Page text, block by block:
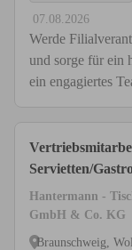
07.08.2026
Werde
und sorge für ein
ein engagiertes
Servietten/
Hantermann -
GmbH & Co. KG
Braunschweig,